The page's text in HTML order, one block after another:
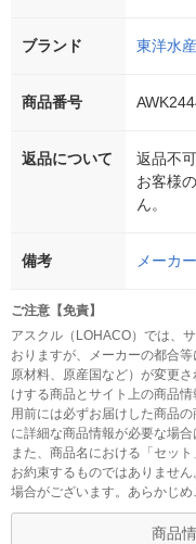
ブランド 東洋水産
商品番号
返品について
返品不可
お客様
ん。
備考 メーカ
ご注意【免責】
アスクル（LOHACO）では、
おりますが、メーカーの都合
原材料、原産国など）が変更
けする商品とサイト上の商品
用前には必ずお届けした商品
に詳細な商品情報が必要な場
また、商品名における「セッ
お約束するものではありませ
場合がございます。あらかじめ
商品